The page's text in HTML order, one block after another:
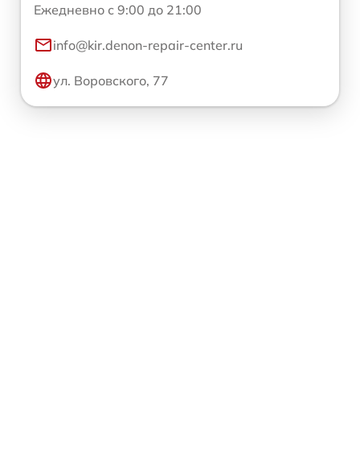
Ежедневно с 9:00 до 21:00
info@kir.denon-repair-center.ru
ул. Воровского, 77